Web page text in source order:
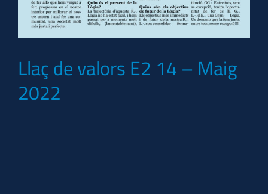
Llaç de valors E2 14 – Maig
2022